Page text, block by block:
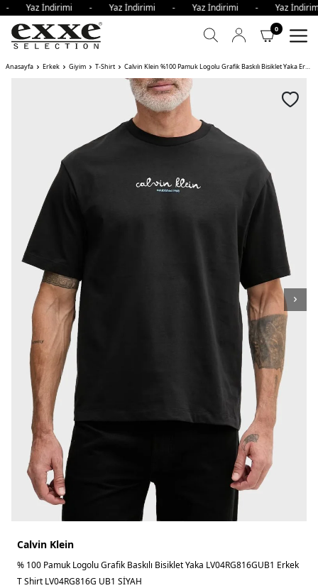
Yaz İndirimi - Yaz İndirimi - Yaz İndirimi - Yaz
0
Anasayfa Erkek Giyim T-Shirt Calvin Klein %100 Pamuk Logolu Grafik Baskılı Bisiklet Yaka Erkek T Shirt
Calvin Klein
% 100 Pamuk Logolu Grafik Baskılı Bisiklet Yaka LV04RG816GUB1 Erkek
T Shirt LV04RG816G UB1 SİYAH